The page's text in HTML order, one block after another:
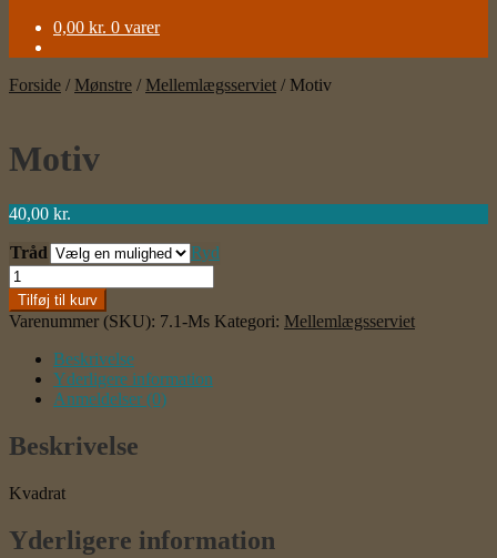
0,00 kr. 0 varer
Forside / Mønstre / Mellemlægsserviet / Motiv
Motiv
40,00 kr.
Tråd
Ryd
Motiv
antal
Tilføj til kurv
Varenummer (SKU): 7.1-Ms Kategori: Mellemlægsserviet
Beskrivelse
Yderligere information
Anmeldelser (0)
Beskrivelse
Kvadrat
Yderligere information